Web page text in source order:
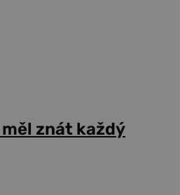
znát každý